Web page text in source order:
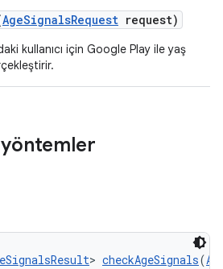
AgeSignalsRequest request)
kullanıcı için Google Play ile yaş
> checkAgeSignals(